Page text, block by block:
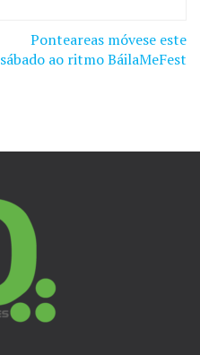
Ponteareas móvese este
sábado ao ritmo BáilaMeFest